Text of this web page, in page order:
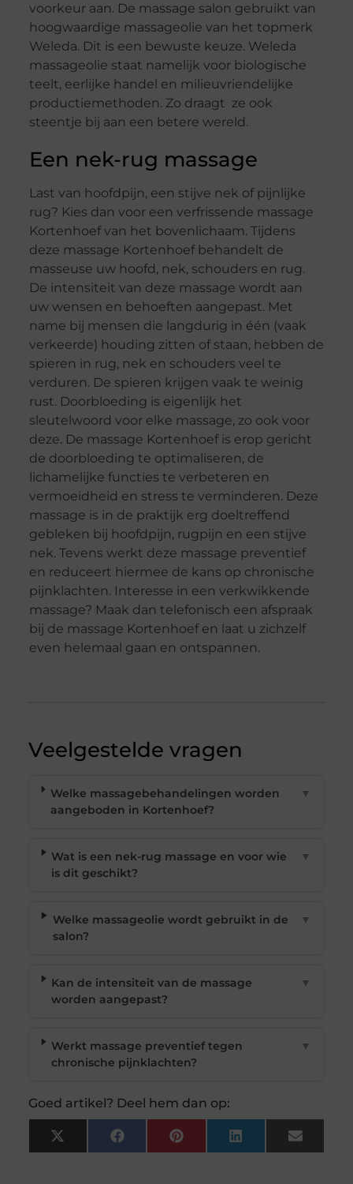
voorkeur aan. De massage salon gebruikt van
hoogwaardige massageolie van het topmerk
Weleda. Dit is een bewuste keuze. Weleda
massageolie staat namelijk voor biologische
teelt, eerlijke handel en milieuvriendelijke
productiemethoden. Zo draagt ze ook
steentje bij aan een betere wereld.
Een nek-rug massage
Last van hoofdpijn, een stijve nek of pijnlijke
rug? Kies dan voor een verfrissende massage
Kortenhoef van het bovenlichaam. Tijdens
deze massage Kortenhoef behandelt de
masseuse uw hoofd, nek, schouders en rug.
De intensiteit van deze massage wordt aan
uw wensen en behoeften aangepast. Met
name bij mensen die langdurig in één (vaak
verkeerde) houding zitten of staan, hebben de
spieren in rug, nek en schouders veel te
verduren. De spieren krijgen vaak te weinig
rust. Doorbloeding is eigenlijk het
sleutelwoord voor elke massage, zo ook voor
deze. De massage Kortenhoef is erop gericht
de doorbloeding te optimaliseren, de
lichamelijke functies te verbeteren en
vermoeidheid en stress te verminderen. Deze
massage is in de praktijk erg doeltreffend
gebleken bij hoofdpijn, rugpijn en een stijve
nek. Tevens werkt deze massage preventief
en reduceert hiermee de kans op chronische
pijnklachten. Interesse in een verkwikkende
massage? Maak dan telefonisch een afspraak
bij de massage Kortenhoef en laat u zichzelf
even helemaal gaan en ontspannen.
Veelgestelde vragen
Welke massagebehandelingen worden
aangeboden in Kortenhoef?
▼
Wat is een nek-rug massage en voor wie
is dit geschikt?
▼
Welke massageolie wordt gebruikt in de
salon?
▼
Kan de intensiteit van de massage
worden aangepast?
▼
Werkt massage preventief tegen
chronische pijnklachten?
▼
Goed artikel? Deel hem dan op:
X
(Twitter)
FacebookPinterest LinkedIn Email